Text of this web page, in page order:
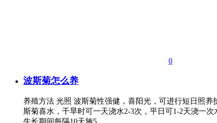
0
波斯菊怎么养
养殖方法 光照 波斯菊性强健，喜阳光，可进行短日照
斯菊喜水，干旱时可一天浇水2-3次，平日可1-2天浇一
生长期间每隔10天施5…